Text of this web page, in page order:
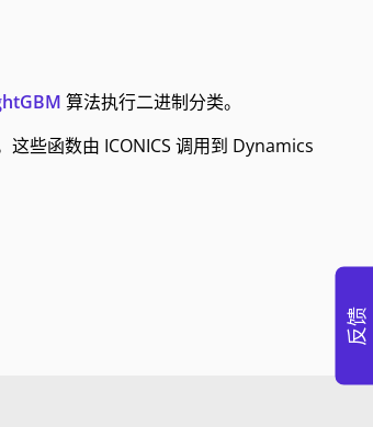
算法执行二进制分类。
些函数由 ICONICS 调用到 Dynamics
反馈